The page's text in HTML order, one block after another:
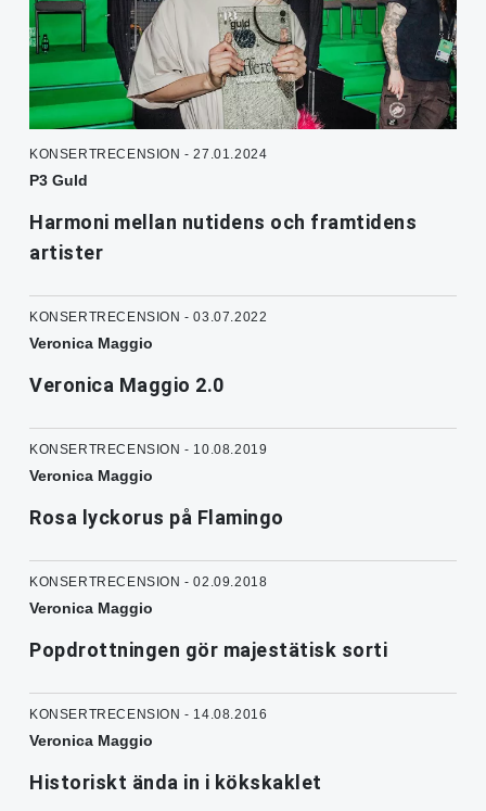
KONSERTRECENSION - 27.01.2024
P3 Guld
Harmoni mellan nutidens och framtidens
artister
KONSERTRECENSION - 03.07.2022
Veronica Maggio
Veronica Maggio 2.0
KONSERTRECENSION - 10.08.2019
Veronica Maggio
Rosa lyckorus på Flamingo
KONSERTRECENSION - 02.09.2018
Veronica Maggio
Popdrottningen gör majestätisk sorti
KONSERTRECENSION - 14.08.2016
Veronica Maggio
Historiskt ända in i kökskaklet